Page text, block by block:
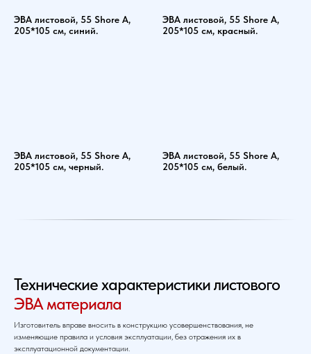
ЭВА листовой, 55 Shore A,
205*105 см, синий.
ЭВА листовой, 55 Shore A,
205*105 см, красный.
ЭВА листовой, 55 Shore A,
205*105 см, черный.
ЭВА листовой, 55 Shore A,
205*105 см, белый.
Технические характеристики листового
ЭВА материала
Изготовитель вправе вносить в конструкцию усовершенствования, не
изменяющие правила и условия эксплуатации, без отражения их в
эксплуатационной документации.